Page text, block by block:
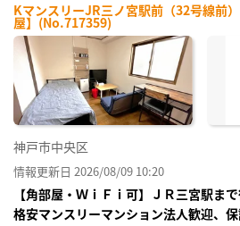
KマンスリーJR三ノ宮駅前（32号線前
屋】(No.717359)
神戸市中央区
情報更新日 2026/08/09 10:20
【角部屋・ＷｉＦｉ可】ＪＲ三宮駅
格安マンスリーマンション法人歓迎、